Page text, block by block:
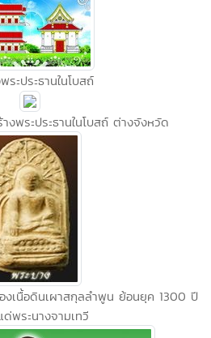
ระประธานในโบสถ์
พระประธานในโบสถ์ ต่างจังหวัด
งเนื้อดินเผาสกุลลำพูน ย้อนยุค 1300 ปี
ด่พระนางจามเทวี